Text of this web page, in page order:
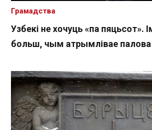
Узбекі не хочуць «па пяцьсот».
больш, чым атрымлівае палова
Грамадства